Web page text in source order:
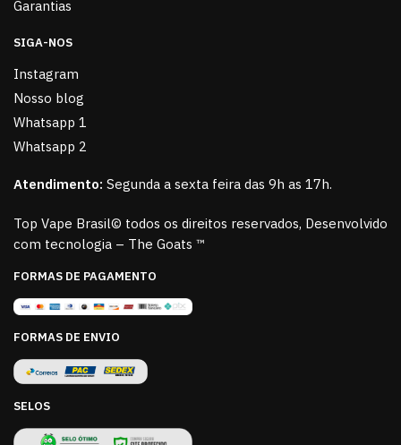
Garantias
SIGA-NOS
Instagram
Nosso blog
Whatsapp 1
Whatsapp 2
Atendimento: Segunda a sexta feira das 9h as 17h.
Top Vape Brasil© todos os direitos reservados, Desenvolvido
com tecnologia – The Goats ™
FORMAS DE PAGAMENTO
FORMAS DE ENVIO
SELOS